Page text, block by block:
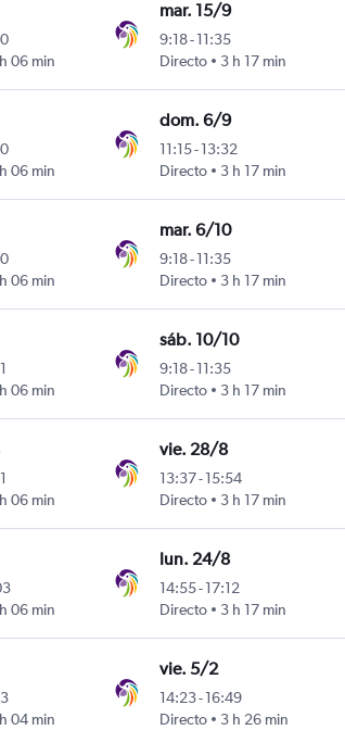
06 min
mar. 15/9
9:18-11:35
Directo
3 h 17 min
06 min
dom. 6/9
11:15-13:32
Directo
3 h 17 min
06 min
mar. 6/10
9:18-11:35
Directo
3 h 17 min
06 min
sáb. 10/10
9:18-11:35
Directo
3 h 17 min
06 min
vie. 28/8
13:37-15:54
Directo
3 h 17 min
06 min
lun. 24/8
14:55-17:12
Directo
3 h 17 min
04 min
vie. 5/2
14:23-16:49
Directo
3 h 26 min